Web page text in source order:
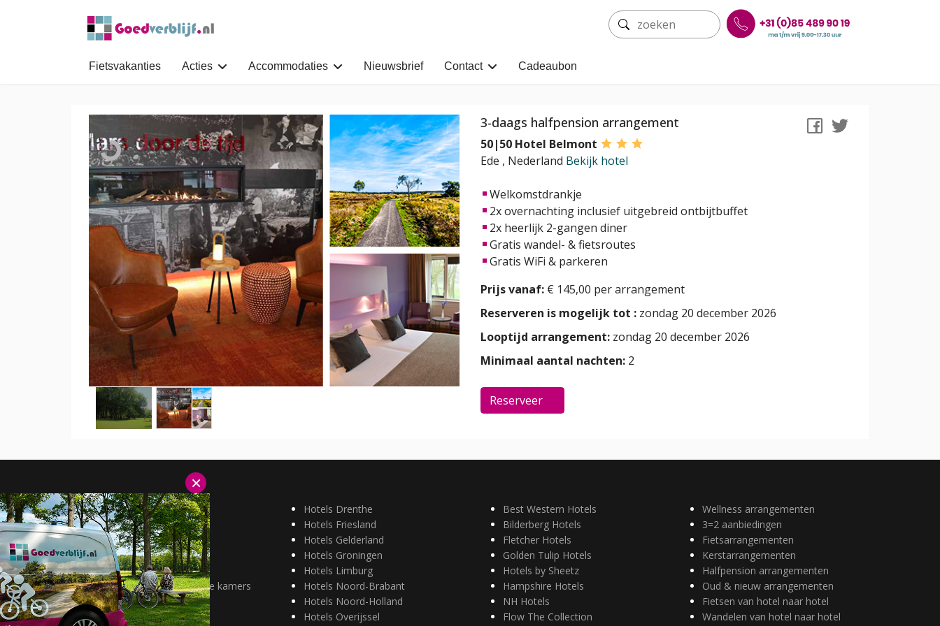
Fietsvakanties Acties Accommodaties Nieuwsbrief Contact Cadeaubon
3-daags halfpension arrangement
50|50 Hotel Belmont
Ede , Nederland Bekijk hotel
Welkomstdrankje
2x overnachting inclusief uitgebreid ontbijtbuffet
2x heerlijk 2-gangen diner
Gratis wandel- & fietsroutes
Gratis WiFi & parkeren
Prijs vanaf: € 145,00 per arrangement
Reserveren is mogelijk tot : zondag 20 december 2026
Looptijd arrangement: zondag 20 december 2026
Minimaal aantal nachten: 2
Reserveer
Hotels Duitsland
Hotels België
Aantrekkelijk tarief
alleenreizenden
Huisdieren welkom
Hotels met mindervalide kamers
Hotels Drenthe
Hotels Friesland
Hotels Gelderland
Hotels Groningen
Hotels Limburg
Hotels Noord-Brabant
Hotels Noord-Holland
Hotels Overijssel
Best Western Hotels
Bilderberg Hotels
Fletcher Hotels
Golden Tulip Hotels
Hotels by Sheetz
Hampshire Hotels
NH Hotels
Flow The Collection
Wellness arrangementen
3=2 aanbiedingen
Fietsarrangementen
Kerstarrangementen
Halfpension arrangementen
Oud & nieuw arrangementen
Fietsen van hotel naar hotel
Wandelen van hotel naar hotel
×